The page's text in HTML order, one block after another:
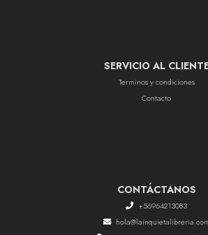
SERVICIO AL
Terminos y condiciones
Contacto
CONTÁCTANOS
+56964213083